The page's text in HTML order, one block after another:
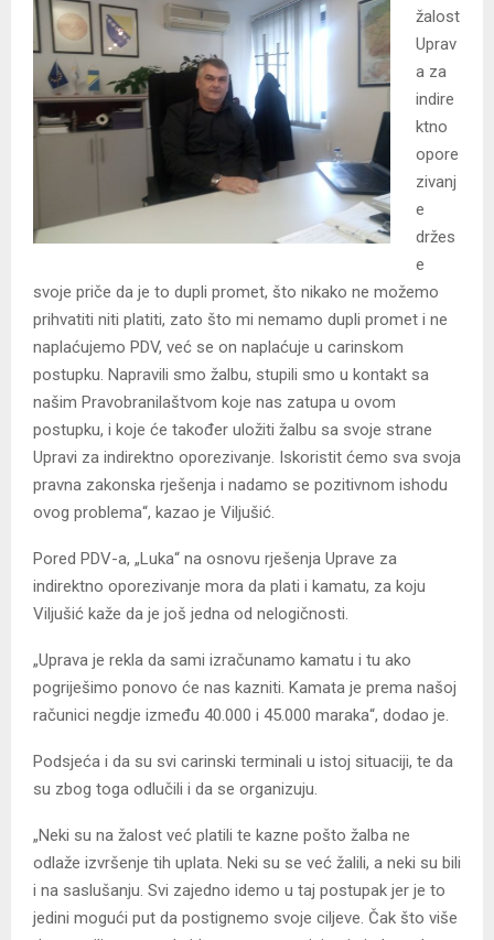
žalost
Uprav
a za
indire
ktno
opore
zivanj
e
držes
e
svoje priče da je to dupli promet, što nikako ne možemo
prihvatiti niti platiti, zato što mi nemamo dupli promet i ne
naplaćujemo PDV, već se on naplaćuje u carinskom
postupku. Napravili smo žalbu, stupili smo u kontakt sa
našim Pravobranilaštvom koje nas zatupa u ovom
postupku, i koje će također uložiti žalbu sa svoje strane
Upravi za indirektno oporezivanje. Iskoristit ćemo sva svoja
pravna zakonska rješenja i nadamo se pozitivnom ishodu
ovog problema“, kazao je Viljušić.
Pored PDV-a, „Luka“ na osnovu rješenja Uprave za
indirektno oporezivanje mora da plati i kamatu, za koju
Viljušić kaže da je još jedna od nelogičnosti.
„Uprava je rekla da sami izračunamo kamatu i tu ako
pogriješimo ponovo će nas kazniti. Kamata je prema našoj
računici negdje između 40.000 i 45.000 maraka“, dodao je.
Podsjeća i da su svi carinski terminali u istoj situaciji, te da
su zbog toga odlučili i da se organizuju.
„Neki su na žalost već platili te kazne pošto žalba ne
odlaže izvršenje tih uplata. Neki su se već žalili, a neki su bili
i na saslušanju. Svi zajedno idemo u taj postupak jer je to
jedini mogući put da postignemo svoje ciljeve. Čak što više